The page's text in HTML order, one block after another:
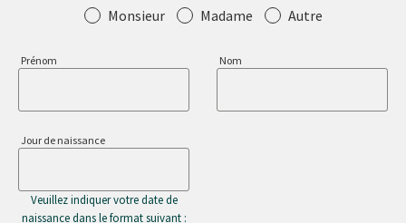
SalutationMonsieur Madame Autre
Prénom Nom
Jour de naissance
Veuillez indiquer votre date de
naissance dans le format suivant :